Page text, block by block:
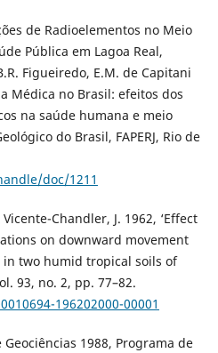
de Radioelementos no Meio
Pública em Lagoa Real,
Figueiredo, E.M. de Capitani
Médica no Brasil: efeitos dos
na saúde humana e meio
do Brasil, FAPERJ, Rio de
doc/1211
Chandler, J. 1962, ‘Effect
on downward movement
two humid tropical soils of
93, no. 2, pp. 77–82.
196202000-00001
1988, Programa de